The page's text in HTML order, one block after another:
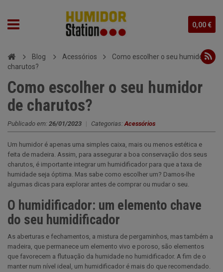
0,00 €
Blog Acessórios
Como escolher o seu humidor de
charutos?
Como escolher o seu humidor
de charutos?
Publicado em: 26/01/2023 | Categorias:Acessórios
Um humidor é apenas uma simples caixa, mais ou menos estética e
feita de madeira. Assim, para assegurar a boa conservação dos seus
charutos, é importante integrar um humidificador para que a taxa de
humidade seja óptima. Mas sabe como escolher um? Damos-lhe
algumas dicas para explorar antes de comprar ou mudar o seu.
O humidificador: um elemento chave
do seu humidificador
As aberturas e fechamentos, a mistura de pergaminhos, mas também a
madeira, que permanece um elemento vivo e poroso, são elementos
que favorecem a flutuação da humidade no humidificador. A fim de o
manter num nível ideal, um humidificador é mais do que recomendado.